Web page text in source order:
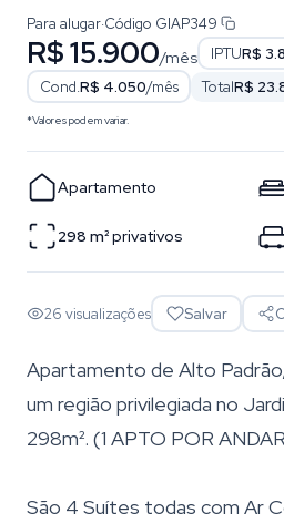
Para alugar·Código GIAP349
R$ 15.900/mês IPTUR$
Cond.R$ 4.050/mês TotalR$
*Valores podem variar.
Apartamento
298 m²privativos
26 visualizações Salvar
Apartamento de Alto
um região privilegiada no
298m². (1 APTO POR
São 4 Suítes todas com Ar